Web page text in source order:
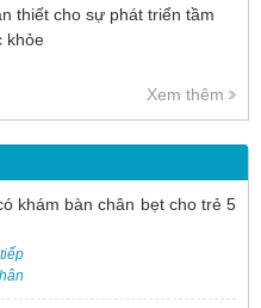
thiết cho sự phát triển tầm
khỏe
Xem thêm
khám bàn chân bẹt cho trẻ 5
5